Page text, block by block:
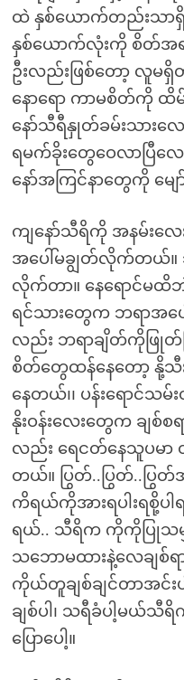
ထဲ နှစ်ယောက်တည်းသ
နှစ်ယောက်လုံးကို စိတ်အရ
ဦးလည်းဖြစ်တော့ လူမရှိ
နောရော ကာမစိတ်ကို ထိ
နော်သီရီနှုတ်ခမ်းသား
ရမက်ခိုးတွေဝေလာပြီလေ
နော်အကြင်နာတွေကို မျေ
ကျနော်သီရိကို အနမ်းလ
အပေါ်မချွတ်လိုက်တယ်။
လိုက်တာ။ နေရောင်မထိဘဲ
ရင်သားတွေက ဘရာအပ
လည်း ဘရာချိတ်ကိုဖြု
စိတ်တွေထန်နေတော့ နို့သီး
နေတယ်၊၊ ပန်းရောင်သမ်
နိုးဝန်းလေးတွေက ချစ်
လည်း ရေငတ်နေသူပမာ
တယ်။ ပြွတ်..ပြွတ်..ပြွတ်အာ
ကိရယ်ကိုအားရပါးရစို့ပ
ရယ်.. သီရိက ကိုကိုပြုသမ
သဘောမထားနဲ့လေချစ်ရ
ကိုယ်တူချစ်ချင်တာအင်
ချစ်ပါ၊ သရီခံပါ့မယ်
ပြောပေါ့။